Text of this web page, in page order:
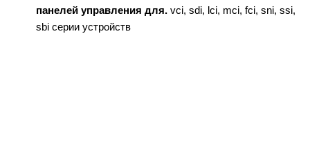
панелей управления для. vci, sdi, lci, mci, fci, sni, ssi,
sbi серии устройств